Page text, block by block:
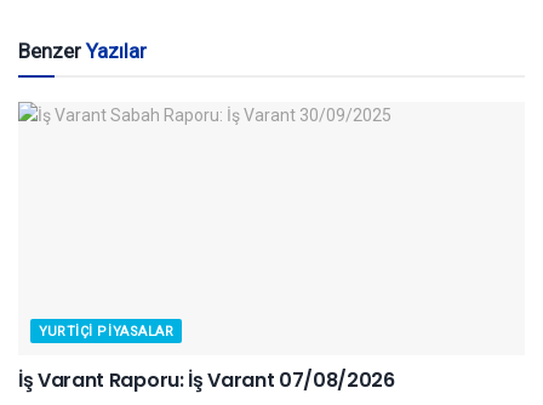
BenzerYazılar
YURTIÇI PIYASALAR
İş Varant Raporu: İş Varant 07/08/2026